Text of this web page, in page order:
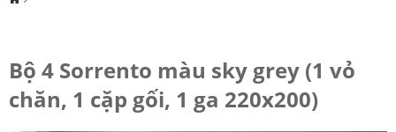
Bộ 4 Sorrento màu sky grey (1 vỏ
chăn, 1 cặp gối, 1 ga 220x200)